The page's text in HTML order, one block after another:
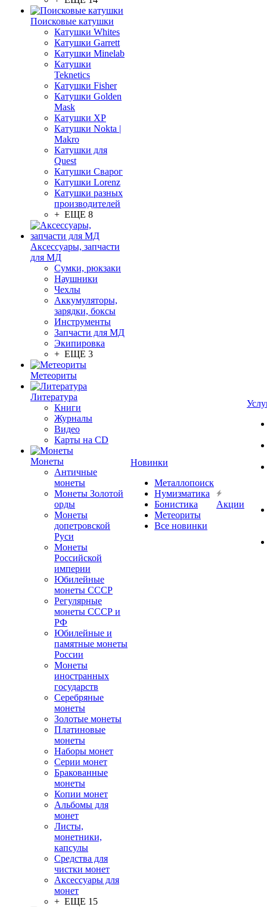
Поисковые катушки
Катушки Whites
Катушки Garrett
Катушки Minelab
Катушки
Teknetics
Катушки Fisher
Катушки Golden
Mask
Катушки XP
Катушки Nokta |
Makro
Катушки для
Quest
Катушки Сварог
Катушки Lorenz
Катушки разных
производителей
+ ЕЩЕ 8
Аксессуары, запчасти
для МД
Сумки, рюкзаки
Наушники
Чехлы
Аккумуляторы,
зарядки, боксы
Инструменты
Запчасти для МД
Экипировка
+ ЕЩЕ 3
Метеориты
Литература
Книги
Журналы
Видео
Карты на CD
Монеты
Античные
монеты
Монеты Золотой
орды
Монеты
допетровской
Руси
Монеты
Российской
империи
Юбилейные
монеты СССР
Регулярные
монеты СССР и
РФ
Юбилейные и
памятные монеты
России
Монеты
иностранных
государств
Серебряные
монеты
Золотые монеты
Платиновые
монеты
Наборы монет
Серии монет
Бракованные
монеты
Копии монет
Альбомы для
монет
Листы,
монетники,
капсулы
Средства для
чистки монет
Аксессуары для
монет
+ ЕЩЕ 15
Новинки
Металлопоиск
Нумизматика
Бонистика
Метеориты
Все новинки
Акции